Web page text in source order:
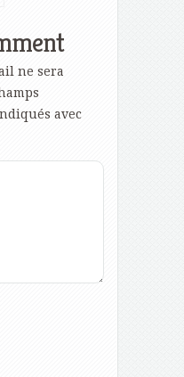
ne sera
avec